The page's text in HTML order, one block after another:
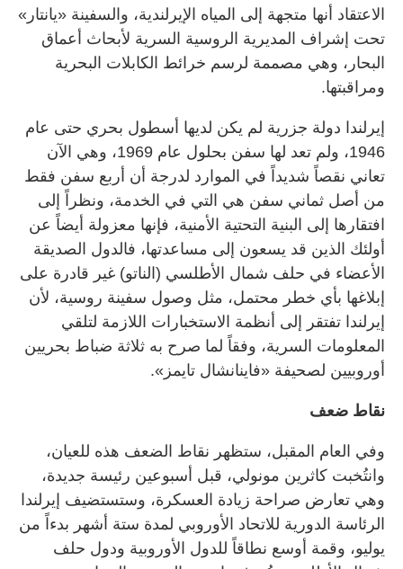
الاعتقاد أنها متجهة إلى المياه الإيرلندية، والسفينة «يانتار»
تحت إشراف المديرية الروسية السرية لأبحاث أعماق
البحار، وهي مصممة لرسم خرائط الكابلات البحرية
ومراقبتها.
إيرلندا دولة جزرية لم يكن لديها أسطول بحري حتى عام
1946، ولم تعد لها سفن بحلول عام 1969، وهي الآن
تعاني نقصاً شديداً في الموارد لدرجة أن أربع سفن فقط
من أصل ثماني سفن هي التي في الخدمة، ونظراً إلى
افتقارها إلى البنية التحتية الأمنية، فإنها معزولة أيضاً عن
أولئك الذين قد يسعون إلى مساعدتها، فالدول الصديقة
الأعضاء في حلف شمال الأطلسي (الناتو) غير قادرة على
إبلاغها بأي خطر محتمل، مثل وصول سفينة روسية، لأن
إيرلندا تفتقر إلى أنظمة الاستخبارات اللازمة لتلقي
المعلومات السرية، وفقاً لما صرح به ثلاثة ضباط بحريين
أوروبيين لصحيفة «فاينانشال تايمز».
نقاط ضعف
وفي العام المقبل، ستظهر نقاط الضعف هذه للعيان،
وانتُخبت كاثرين مونولي، قبل أسبوعين رئيسة جديدة،
وهي تعارض صراحة زيادة العسكرة، وستستضيف إيرلندا
الرئاسة الدورية للاتحاد الأوروبي لمدة ستة أشهر بدءاً من
يوليو، وقمة أوسع نطاقاً للدول الأوروبية ودول حلف